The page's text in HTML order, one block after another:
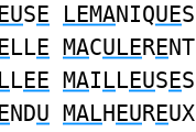
EUSE LEMANIQUES
ELLE MACULERENT
LLEE MAILLEUSES
ENDU MALHEUREUX